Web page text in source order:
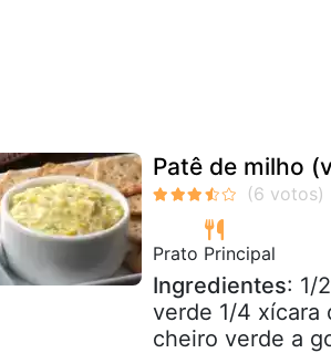
Patê de milho
Prato Principal
Ingredientes: 1/
verde 1/4 xícara
cheiro verde a